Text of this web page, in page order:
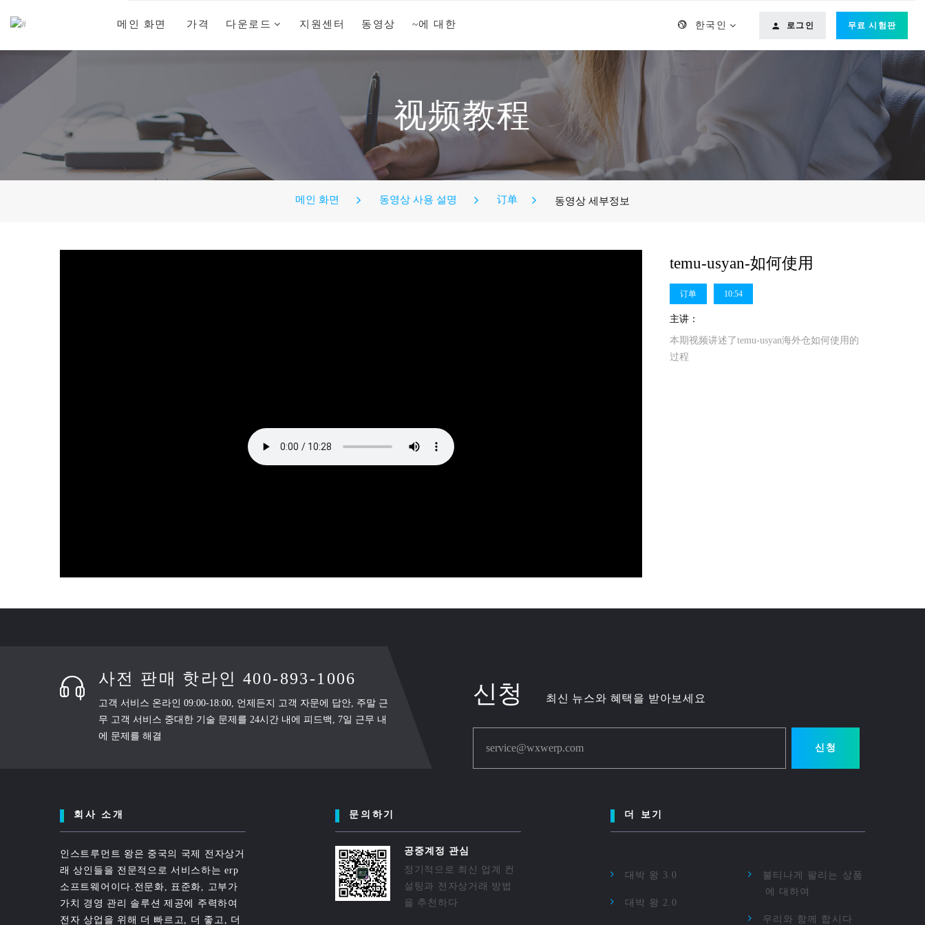
한국인 로그인 무료 시험판
메인 화면 가격 다운로드 지원센터 동영상 ~에 대한
视频教程
메인 화면 동영상 사용 설명 订单 동영상 세부정보
temu-usyan-如何使用
订单 10:54
主讲：
本期视频讲述了temu-usyan海外仓如何使用的
过程
사전 판매 핫라인 400-893-1006
고객 서비스 온라인 09:00-18:00, 언제든지 고객 자문에 답안, 주말 근
무 고객 서비스 중대한 기술 문제를 24시간 내에 피드백, 7일 근무 내
에 문제를 해결
신청 최신 뉴스와 혜택을 받아보세요
service@wxwerp.com 신청
회사 소개
인스트루먼트 왕은 중국의 국제 전자상거
래 상인들을 전문적으로 서비스하는 erp
소프트웨어이다.전문화, 표준화, 고부가
가치 경영 관리 솔루션 제공에 주력하여
전자 상업을 위해 더 빠르고, 더 좋고, 더
문의하기
공중계정 관심
정기적으로 최신 업계 컨
설팅과 전자상거래 방법
을 추천하다
더 보기
대박 왕 3.0
대박 왕 2.0
불티나게 팔리는 상품
에 대하여
우리와 함께 합시다